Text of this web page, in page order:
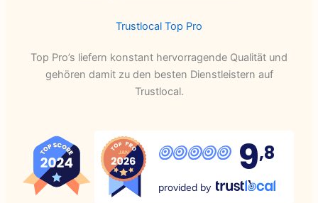
Trustlocal Top Pro
Top Pro’s liefern konstant hervorragende Qualität und
gehören damit zu den besten Dienstleistern auf
Trustlocal.
9,8
provided by